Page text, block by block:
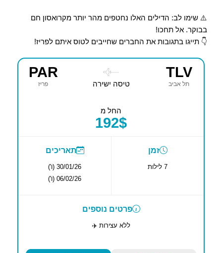
בבוקר. אל תחכו!
👇 תייגו בתגובות את החברים שחייבים לטוס איתם לפריז!
TLV
תל אביב
----
טיסה ישירה
PAR
פריז
החל מ
192$
זמן
7 לילות
תאריכים
30/01/26 (ו')
06/02/26 (ו')
פרטים נוספים
ללא עצירות ✈️